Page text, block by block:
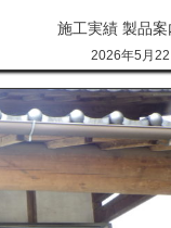
施工実績 製品案
2026年5月